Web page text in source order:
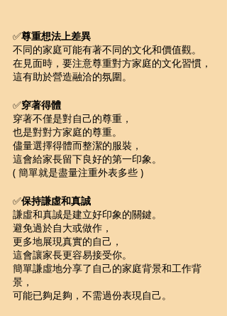
✅尊重想法上差異
不同的家庭可能有著不同的文化和價值觀。
在見面時，要注意尊重對方家庭的文化習慣，
這有助於營造融洽的氛圍。
✅穿著得體
穿著不僅是對自己的尊重，
也是對對方家庭的尊重。
儘量選擇得體而整潔的服裝，
這會給家長留下良好的第一印象。
( 簡單就是盡量注重外表多些 )
✅保持謙虛和真誠
謙虛和真誠是建立好印象的關鍵。
避免過於自大或做作，
更多地展現真實的自己，
這會讓家長更容易接受你。
簡單謙虛地分享了自己的家庭背景和工作背
景，
可能已夠足夠，不需過份表現自己。